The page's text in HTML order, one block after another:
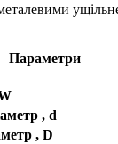
Параметри
, d
, D